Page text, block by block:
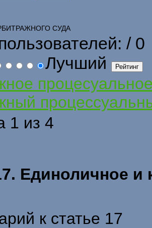
СУДА
/ 0
Лучший
1 из 4
Единоличное и
к статье 17